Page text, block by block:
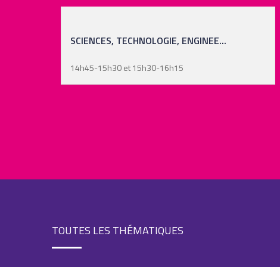
SCIENCES, TECHNOLOGIE, ENGINEE...
14h45-15h30 et 15h30-16h15
TOUTES LES THÉMATIQUES